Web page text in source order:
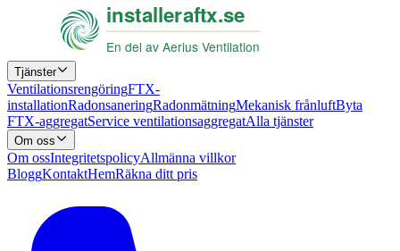
Tjänster
VentilationsrengöringFTX-
installationRadonsaneringRadonmätningMekanisk frånluftByta
FTX-aggregatService ventilationsaggregatAlla tjänster
Om oss
Om ossIntegritetspolicyAllmänna villkor
BloggKontaktHemRäkna ditt pris